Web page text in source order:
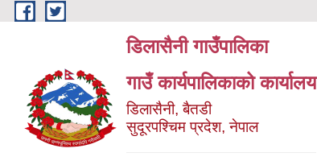
Skip to main content
डिलासैनी गाउँपालिका
गाउँ कार्यपालिकाको कार्यालय
डिलासैनी, बैतडी
सुदूरपश्चिम प्रदेश, नेपाल